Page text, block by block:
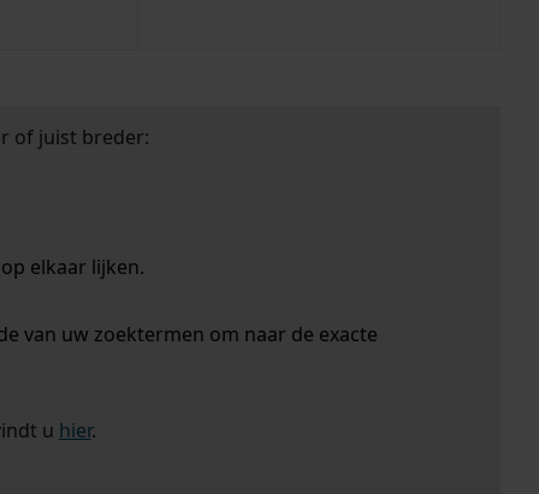
of juist breder:
elkaar lijken.
van uw zoektermen om naar de exacte
u hier.